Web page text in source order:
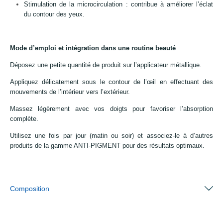
Stimulation de la microcirculation : contribue à améliorer l’éclat
du contour des yeux.
Mode d’emploi et intégration dans une routine beauté
Déposez une petite quantité de produit sur l’applicateur métallique.
Appliquez délicatement sous le contour de l’œil en effectuant des
mouvements de l’intérieur vers l’extérieur.
Massez légèrement avec vos doigts pour favoriser l’absorption
complète.
Utilisez une fois par jour (matin ou soir) et associez-le à d’autres
produits de la gamme ANTI-PIGMENT pour des résultats optimaux.
Composition